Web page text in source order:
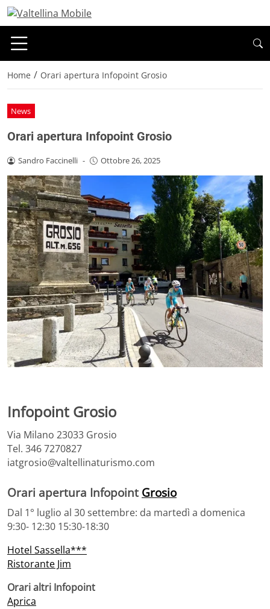
Home / Orari apertura Infopoint Grosio
News
Orari apertura Infopoint Grosio
Sandro Faccinelli - Ottobre 26, 2025
Infopoint Grosio
Via Milano 23033 Grosio
Tel. 346 7270827
iatgrosio@valtellinaturismo.com
Orari apertura Infopoint Grosio
Dal 1° luglio al 30 settembre: da martedì a domenica
9:30- 12:30 15:30-18:30
Hotel Sassella***
Ristorante Jim
Orari altri Infopoint
Aprica